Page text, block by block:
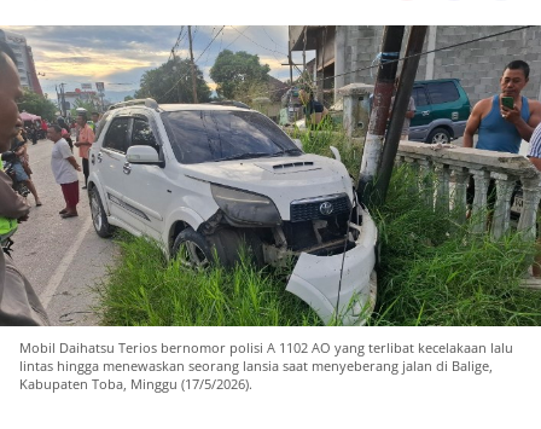
Mobil Daihatsu Terios bernomor polisi A 1102 AO yang terlibat kecelakaan lalu
lintas hingga menewaskan seorang lansia saat menyeberang jalan di Balige,
Kabupaten Toba, Minggu (17/5/2026).